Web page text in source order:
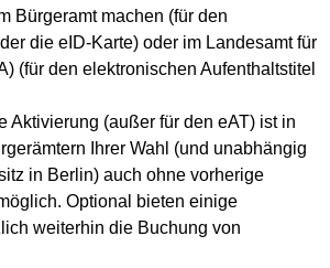
Bürgeramt machen (für den
die eID-Karte) oder im Landesamt für
(für den elektronischen Aufenthaltstitel
Aktivierung (außer für den eAT) ist in
Ihrer Wahl (und unabhängig
in Berlin) auch ohne vorherige
Optional bieten einige
weiterhin die Buchung von